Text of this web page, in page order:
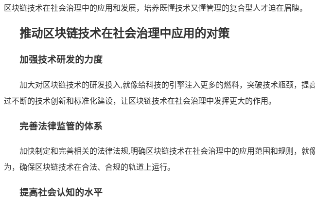
区块链技术在社会治理中的应用和发展，培养既懂技术又懂管理的复合型人才迫在眉睫。
推动区块链技术在社会治理中应用的对策
加强技术研发的力度
加大对区块链技术的研发投入,就像给科技的引擎注入更多的燃料，突破技术瓶颈，
过不断的技术创新和标准化建设，让区块链技术在社会治理中发挥更大的作用。
完善法律监管的体系
加快制定和完善相关的法律法规,明确区块链技术在社会治理中的应用范围和规则，
为，确保区块链技术在合法、合规的轨道上运行。
提高社会认知的水平